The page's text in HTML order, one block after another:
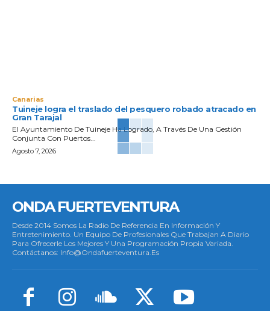
Canarias
Tuineje logra el traslado del pesquero robado atracado en
Gran Tarajal
El Ayuntamiento De Tuineje Ha Logrado, A Través De Una Gestión
Conjunta Con Puertos...
Agosto 7, 2026
ONDA FUERTEVENTURA
Desde 2014 Somos La Radio De Referencia En Información Y
Entretenimiento. Un Equipo De Profesionales Que Trabajan A Diario
Para Ofrecerle Los Mejores Y Una Programación Propia Variada.
Contáctanos: Info@ondafuerteventura.es